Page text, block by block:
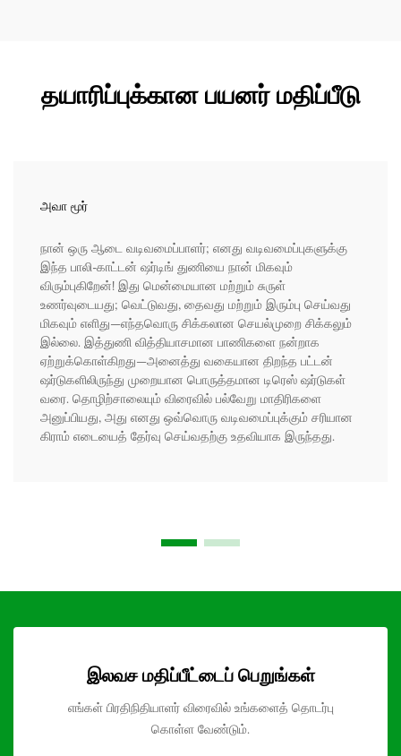
தயாரிப்புக்கான பயனர் மதிப்பீடு
அவா மூர்
நான் ஒரு ஆடை வடிவமைப்பாளர்; எனது வடிவமைப்புகளுக்கு
இந்த பாலி-காட்டன் ஷர்டிங் துணியை நான் மிகவும்
விரும்புகிறேன்! இது மென்மையான மற்றும் சுருள்
உணர்வுடையது; வெட்டுவது, தைவது மற்றும் இரும்பு செய்வது
மிகவும் எளிது—எந்தவொரு சிக்கலான செயல்முறை சிக்கலும்
இல்லை. இத்துணி வித்தியாசமான பாணிகளை நன்றாக
ஏற்றுக்கொள்கிறது—அனைத்து வகையான திறந்த பட்டன்
ஷர்டுகளிலிருந்து முறையான பொருத்தமான டிரெஸ் ஷர்டுகள்
வரை. தொழிற்சாலையும் விரைவில் பல்வேறு மாதிரிகளை
அனுப்பியது, அது எனது ஒவ்வொரு வடிவமைப்புக்கும் சரியான
கிராம் எடையைத் தேர்வு செய்வதற்கு உதவியாக இருந்தது.
இலவச மதிப்பீட்டைப் பெறுங்கள்
எங்கள் பிரதிநிதியாளர் விரைவில் உங்களைத் தொடர்பு
கொள்ள வேண்டும்.